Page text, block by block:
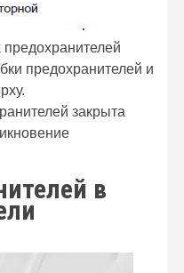
предохранителей и
закрыта
в